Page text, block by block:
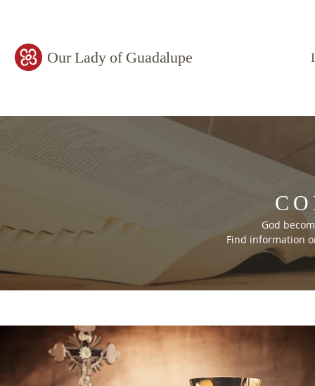
Our Lady of Guadalupe
God
Find information